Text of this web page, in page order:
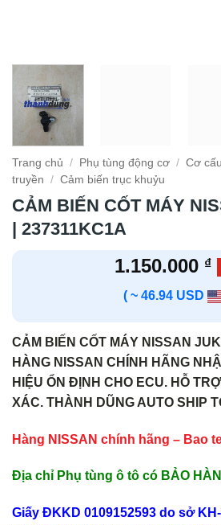
Trang chủ / Phụ tùng động cơ / Cơ
truyền
/ Cảm biến trục khuỷu
CẢM BIẾN CỐT MÁY
| 237311KC1A
1.150.000 ₫
( ~ 46.94 USD
CẢM BIẾN CỐT MÁY NISSAN
HÀNG NISSAN CHÍNH HÃNG
HIỆU ỔN ĐỊNH CHO ECU. HỖ
XÁC. THÀNH DŨNG AUTO SHIP
Hàng NISSAN chính hãng – Bao
Địa chỉ Phụ tùng ô tô có BẢO
Giấy ĐKKD 0109152593 do sở